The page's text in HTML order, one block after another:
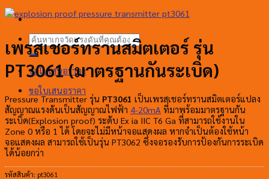
ค้นหา:
ขอใบเสนอราคา
ขอใบเสนอราคา
เพรสเชอร์ทรานสมิตเตอร์ รุ่น
PT3061 (มาตรฐานกันระเบิด)
Pressure Transmitter รุ่น PT3061 เป็นเพรสเชอร์ทรานสมิตเตอร์แปลง
สัญญาณแรงดันเป็นสัญญาณไฟฟ้า 4-20mA ที่มาพร้อมมาตรฐานกัน
ระเบิด(Explosion proof) ระดับ Ex ia IIC T6 Ga ที่สามารถใช้งานใน
Zone 0 หรือ 1 ได้ โดยจะไม่มีหน้าจอแสดงผล หากจำเป็นต้องใช้หน้า
จอแสดงผล สามารถใช้เป็นรุ่น PT3062 ซึ่งจอรองรับการป้องกันการระเบิด
ได้น้อยกว่า
รหัสสินค้า: pt3061